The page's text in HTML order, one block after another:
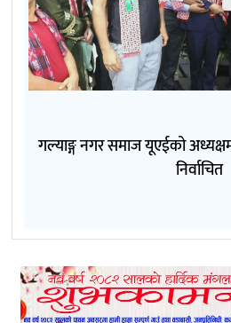
गल्याङ्ग नगर समाज यूएईको
निर्वाचित